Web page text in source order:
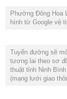
Phường Đông Hoa
hình từ Google vệ
Tuyến đường sẽ
tương lai theo sơ
thuật tỉnh Ninh
(mạng lưới giao